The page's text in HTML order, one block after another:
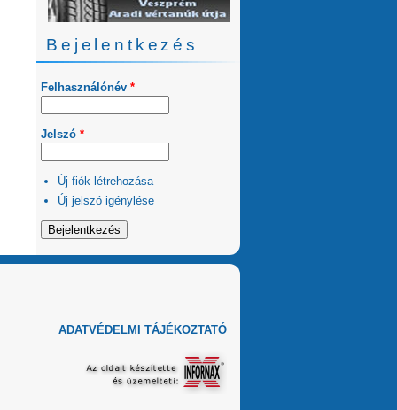
Bejelentkezés
Felhasználónév *
Jelszó *
Új fiók létrehozása
Új jelszó igénylése
ADATVÉDELMI TÁJÉKOZTATÓ